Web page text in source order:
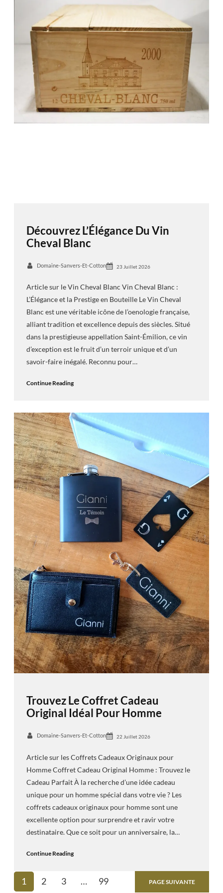
Découvrez L’Élégance Du Vin
Cheval Blanc
Domaine-Sanvers-Et-Cotton 23 Juillet 2026
Article sur le Vin Cheval Blanc Vin Cheval Blanc :
L’Élégance et la Prestige en Bouteille Le Vin Cheval
Blanc est une véritable icône de l’oenologie française,
alliant tradition et excellence depuis des siècles. Situé
dans la prestigieuse appellation Saint-Émilion, ce vin
d’exception est le fruit d’un terroir unique et d’un
savoir-faire inégalé. Reconnu pour…
Continue Reading
Trouvez Le Coffret Cadeau
Original Idéal Pour Homme
Domaine-Sanvers-Et-Cotton 22 Juillet 2026
Article sur les Coffrets Cadeaux Originaux pour
Homme Coffret Cadeau Original Homme : Trouvez le
Cadeau Parfait À la recherche d’une idée cadeau
unique pour un homme spécial dans votre vie ? Les
coffrets cadeaux originaux pour homme sont une
excellente option pour surprendre et ravir votre
destinataire. Que ce soit pour un anniversaire, la…
Continue Reading
1 2 3 … 99 PAGE SUIVANTE